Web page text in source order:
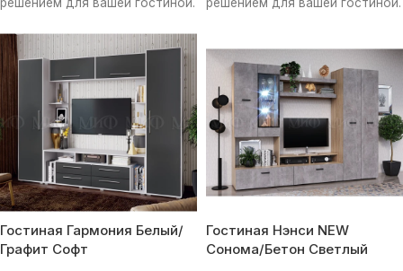
оттенков и универсальность
сборки конструкции
сборки конструкции
Гостиная Гармония Белый/
Графит Софт
Гостиная Нэнси NEW
Сонома/Бетон Светлый